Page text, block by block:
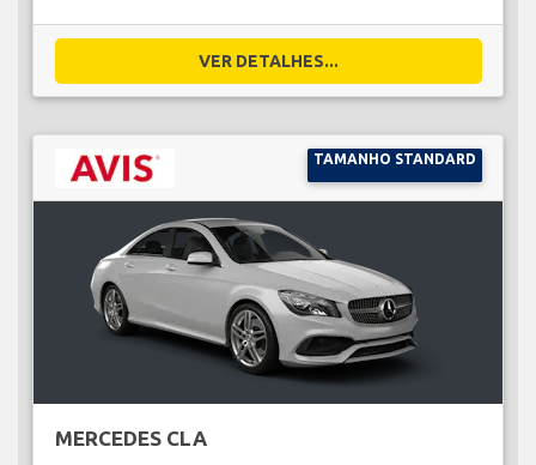
VER DETALHES...
TAMANHO STANDARD
MERCEDES CLA